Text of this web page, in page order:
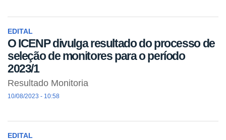
EDITAL
O ICENP divulga resultado do processo de
seleção de monitores para o período
2023/1
Resultado Monitoria
10/08/2023 - 10:58
EDITAL